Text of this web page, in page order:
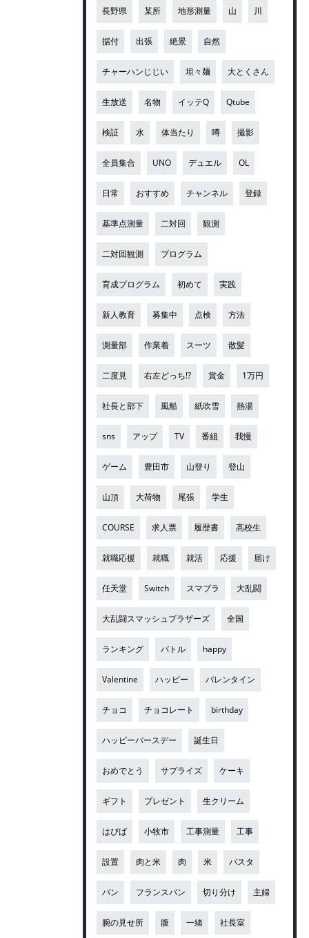
長野県 某所 地形測量 山 川
据付 出張 絶景 自然
チャーハンじじい 坦々麺 大とくさん
生放送 名物 イッテQ Qtube
検証 水 体当たり 噂 撮影
全員集合 UNO デュエル OL
日常 おすすめ チャンネル 登録
基準点測量 二対回 観測
二対回観測 プログラム
育成プログラム 初めて 実践
新人教育 募集中 点検 方法
測量部 作業着 スーツ 散髪
二度見 右左どっち!? 賞金 1万円
社長と部下 風船 紙吹雪 熱湯
sns アップ TV 番組 我慢
ゲーム 豊田市 山登り 登山
山頂 大荷物 尾張 学生
COURSE 求人票 履歴書 高校生
就職応援 就職 就活 応援 届け
任天堂 Switch スマブラ 大乱闘
大乱闘スマッシュブラザーズ 全国
ランキング バトル happy
Valentine ハッピー バレンタイン
チョコ チョコレート birthday
ハッピーバースデー 誕生日
おめでとう サプライズ ケーキ
ギフト プレゼント 生クリーム
はぴば 小牧市 工事測量 工事
設置 肉と米 肉 米 パスタ
パン フランスパン 切り分け 主婦
腕の見せ所 腹 一緒 社長室